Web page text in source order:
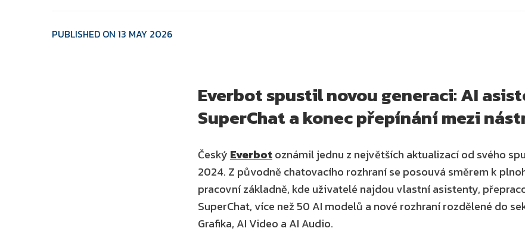
PUBLISHED ON 13 MAY 2026
Everbot spustil novou generaci: AI
SuperChat a konec přepínání mezi
Český Everbot oznámil jednu z největších aktualizací od svého
2024. Z původně chatovacího rozhraní se posouvá směrem k
pracovní základně, kde uživatelé najdou vlastní asistenty,
SuperChat, více než 50 AI modelů a nové rozhraní rozdělené do
Grafika, AI Video a AI Audio.